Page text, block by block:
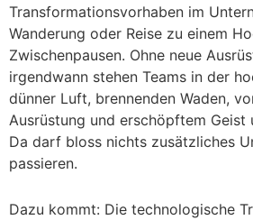
Transformationsvorhaben im
Wanderung oder Reise zu einem
Zwischenpausen. Ohne neue
irgendwann stehen Teams in der
dünner Luft, brennenden Waden,
Ausrüstung und erschöpftem Geist
Da darf bloss nichts zusätzliches
passieren.
Dazu kommt: Die technologische